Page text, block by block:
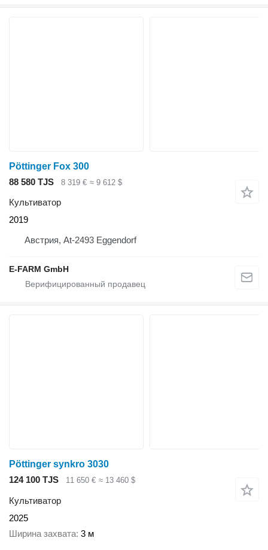
Pöttinger Fox 300
88 580 TJS
8 319 € ≈ 9 612 $
Культиватор
2019
Австрия, At-2493 Eggendorf
E-FARM GmbH
Pöttinger synkro 3030
124 100 TJS
11 650 € ≈ 13 460 $
Культиватор
2025
Ширина захвата 3 м